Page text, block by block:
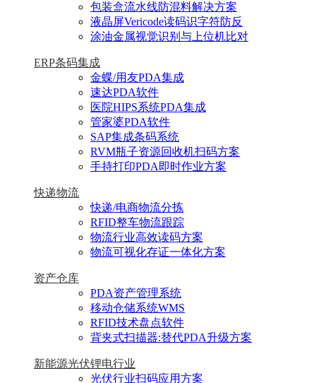
包装盒流水线防混料解决方案
液晶屏Vericode读码识字符防反
涂油金属视觉识别与上位机比对
ERP条码集成
金蝶/用友PDA集成
速达PDA软件
医院HIPS系统PDA集成
管家婆PDA软件
SAP集成条码系统
RVM瓶子资源回收机扫码方案
手持打印PDA即时作业方案
快递物流
快递/电商物流分拣
RFID整车物流跟踪
物流行业高效读码方案
物流可视化存证一体化方案
资产仓库
PDA资产管理系统
移动仓储系统WMS
RFID技术盘点软件
背夹式扫描器:替代PDA升级方案
新能源光伏锂电行业
光伏行业扫码应用方案